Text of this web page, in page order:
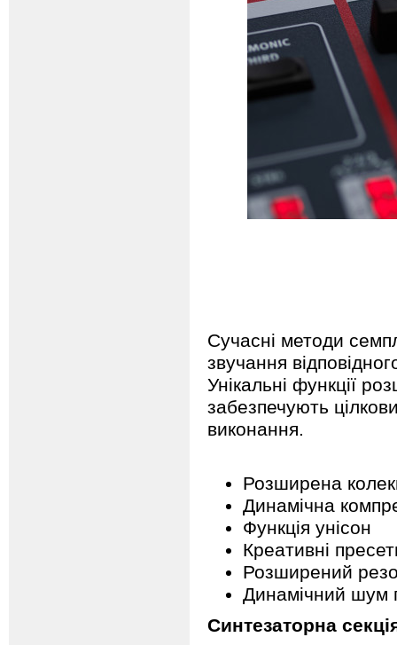
Сучасні методи
звучання
Унікальні функції
забезпечують
виконання.
Розширена
Динамічна
Функція унісон
Креативні
Розширений
Динамічний шум
Синтезаторна